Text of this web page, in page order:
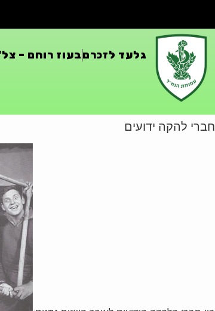
גלעד לזכרםבעוז רוחם –
חברי להקה ידועים